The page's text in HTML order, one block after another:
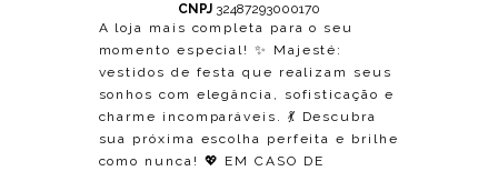
CNPJ 32487293000170
A loja mais completa para o seu
momento especial! ✨ Majesté:
vestidos de festa que realizam seus
sonhos com elegância, sofisticação e
charme incomparáveis. 💃 Descubra
sua próxima escolha perfeita e brilhe
como nunca! 💖 EM CASO DE